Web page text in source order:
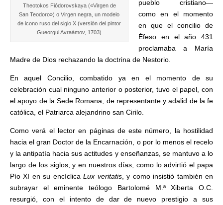
Theotokos Fiódorovskaya («Virgen de
San Teodoro») o Virgen negra, un modelo
de icono ruso del siglo X (versión del pintor
Gueorgui Avraámov, 1703)
pueblo cristiano—
como en el momento
en que el concilio de
Éfeso en el año 431
proclamaba a María
Madre de Dios rechazando la doctrina de Nestorio.
En aquel Concilio, combatido ya en el momento de su
celebración cual ninguno anterior o posterior, tuvo el papel, con
el apoyo de la Sede Romana, de representante y adalid de la fe
católica, el Patriarca alejandrino san Cirilo.
Como verá el lector en páginas de este número, la hostilidad
hacia el gran Doctor de la Encarnación, o por lo menos el recelo
y la antipatía hacia sus actitudes y enseñanzas, se mantuvo a lo
largo de los siglos, y en nuestros días, como lo advirtió el papa
Pío XI en su encíclicaLux veritatis, y como insistió también en
subrayar el eminente teólogo Bartolomé M.ª Xiberta O.C.
resurgió, con el intento de dar de nuevo prestigio a sus